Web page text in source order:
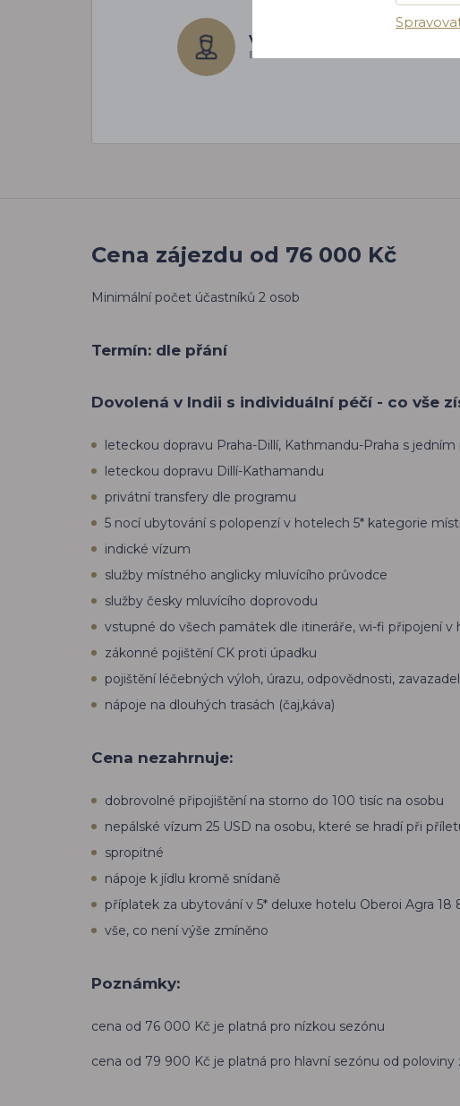
Vladimír. P.
EMIRÁTY
Cena zájezdu od 76 000 Kč
Minimální počet účastníků 2 osob
Termín: dle přání
Dovolená v Indii s individuální péčí - co vše
leteckou dopravu Praha-Dillí, Kathmandu-Praha s
leteckou dopravu Dillí-Kathamandu
privátní transfery dle programu
5 nocí ubytování s polopenzí v hotelech 5* kategorie
indické vízum
služby místného anglicky mluvícího průvodce
služby česky mluvícího doprovodu
vstupné do všech památek dle itineráře, wi-fi připojení
zákonné pojištění CK proti úpadku
pojištění léčebných výloh, úrazu, odpovědnosti,
nápoje na dlouhých trasách (čaj,káva)
Cena nezahrnuje:
dobrovolné připojištění na storno do 100 tisíc na osobu
nepálské vízum 25 USD na osobu, které se hradí při
spropitné
nápoje k jídlu kromě snídaně
příplatek za ubytování v 5* deluxe hotelu Oberoi Agra
vše, co není výše zmíněno
Poznámky:
cena od 76 000 Kč je platná pro nízkou sezónu
cena od 79 900 Kč je platná pro hlavní sezónu od poloviny